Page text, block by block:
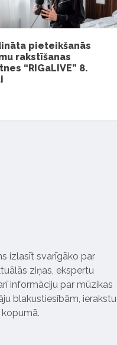
pieteikšanās
rakstīšanas
“RIGaLIVE” 8.
izlasīt svarīgāko par
ziņas, ekspertu
informāciju par mūzikas
blakustiesībām, ierakstu